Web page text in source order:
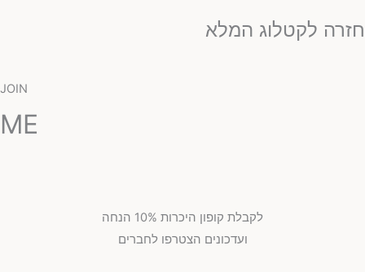
לקטלוג המלא
JOIN
ME
לקבלת קופון היכרות 10% הנחה
ועדכונים הצטרפו לחברים